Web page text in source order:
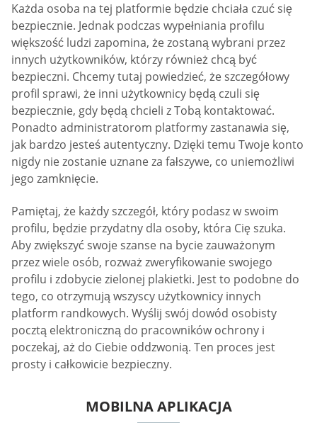
Każda osoba na tej platformie będzie chciała czuć się
bezpiecznie. Jednak podczas wypełniania profilu
większość ludzi zapomina, że zostaną wybrani przez
innych użytkowników, którzy również chcą być
bezpieczni. Chcemy tutaj powiedzieć, że szczegółowy
profil sprawi, że inni użytkownicy będą czuli się
bezpiecznie, gdy będą chcieli z Tobą kontaktować.
Ponadto administratorom platformy zastanawia się,
jak bardzo jesteś autentyczny. Dzięki temu Twoje konto
nigdy nie zostanie uznane za fałszywe, co uniemożliwi
jego zamknięcie.
Pamiętaj, że każdy szczegół, który podasz w swoim
profilu, będzie przydatny dla osoby, która Cię szuka.
Aby zwiększyć swoje szanse na bycie zauważonym
przez wiele osób, rozważ zweryfikowanie swojego
profilu i zdobycie zielonej plakietki. Jest to podobne do
tego, co otrzymują wszyscy użytkownicy innych
platform randkowych. Wyślij swój dowód osobisty
pocztą elektroniczną do pracowników ochrony i
poczekaj, aż do Ciebie oddzwonią. Ten proces jest
prosty i całkowicie bezpieczny.
MOBILNA APLIKACJA